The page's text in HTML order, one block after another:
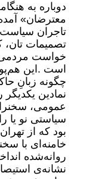
دوباره به
معترضان»
تاجران سیاست
تصمیمات
خواست مردمی
است .این
چگونه زبانِ
نمادین
عمومی،
سیاستی نو یا
بود که از
خامنه‌ای با
روانه‌شده
نشانه‌ی